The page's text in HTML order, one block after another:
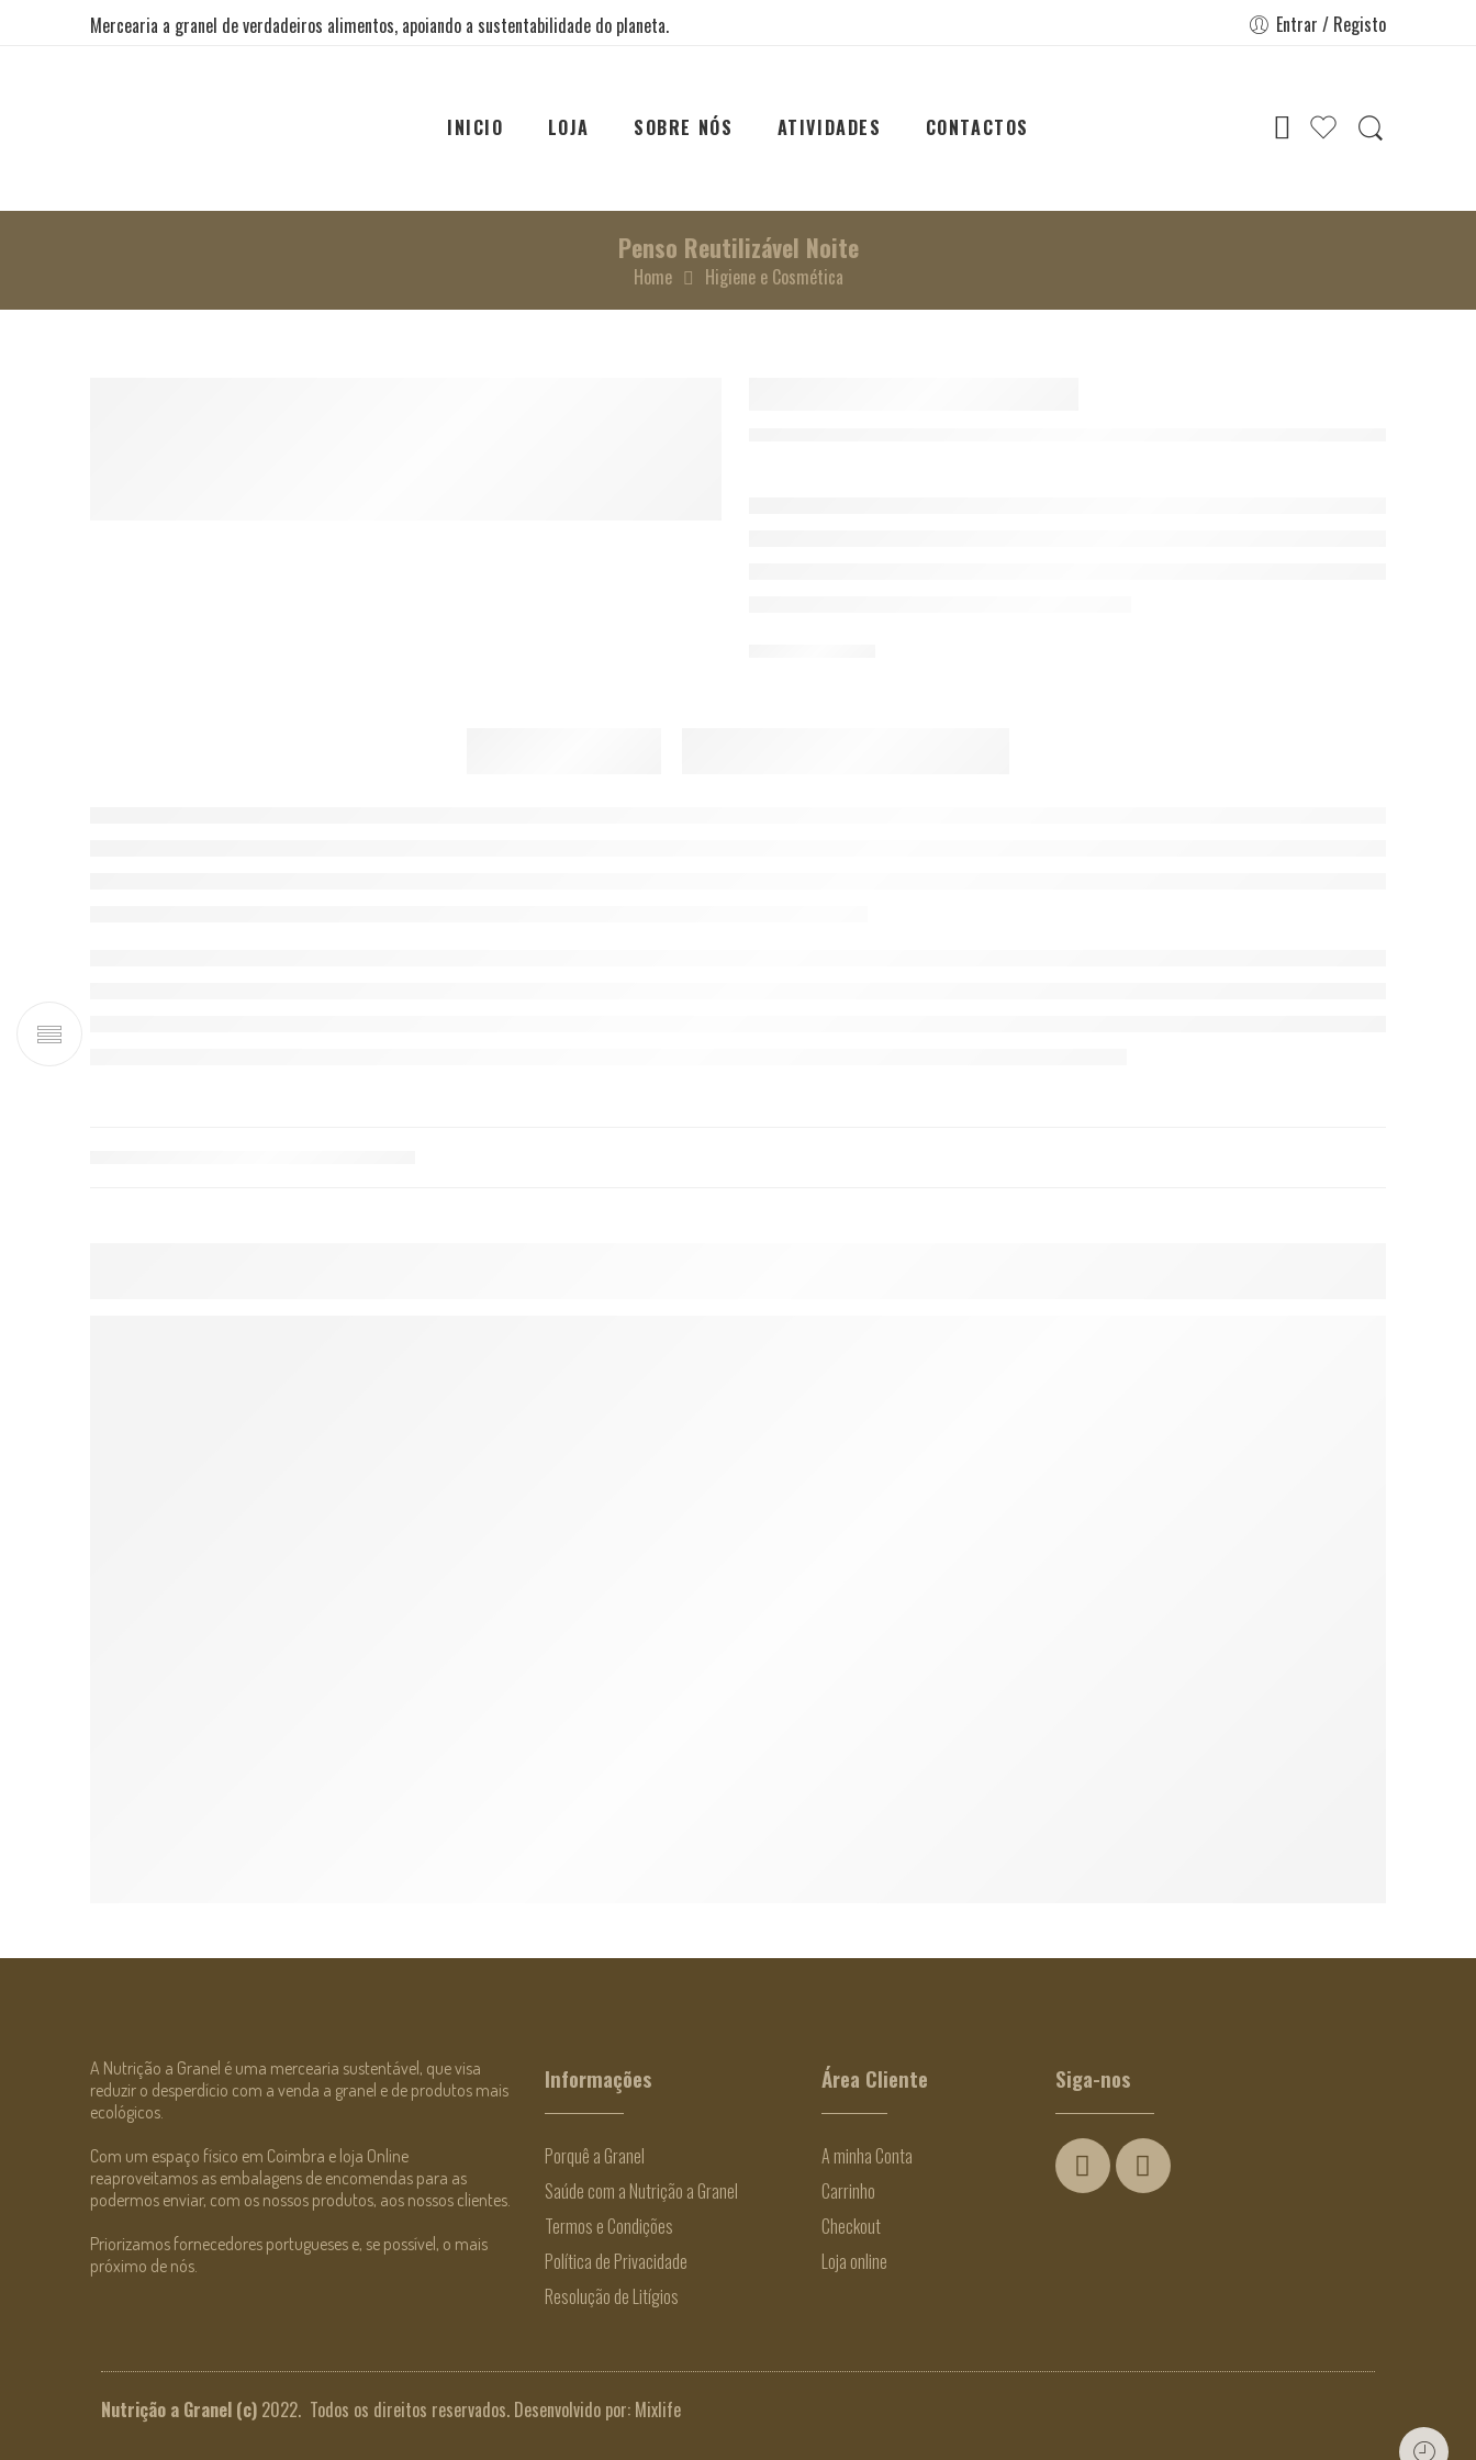
Mercearia a granel de verdadeiros alimentos, apoiando a sustentabilidade do planeta. Entrar / Registo
INICIO LOJA SOBRE NÓS ATIVIDADES CONTACTOS
Penso Reutilizável Noite
Home Higiene e Cosmética
A Nutrição a Granel é uma mercearia sustentável, que visa
reduzir o desperdício com a venda a granel e de produtos mais
ecológicos.
Com um espaço físico em Coimbra e loja Online
reaproveitamos as embalagens de encomendas para as
podermos enviar, com os nossos produtos, aos nossos clientes.
Priorizamos fornecedores portugueses e, se possível, o mais
próximo de nós.
Informações
Porquê a Granel
Saúde com a Nutrição a Granel
Termos e Condições
Política de Privacidade
Resolução de Litígios
Área Cliente
A minha Conta
Carrinho
Checkout
Loja online
Siga-nos
Nutrição a Granel (c) 2022. Todos os direitos reservados. Desenvolvido por: Mixlife